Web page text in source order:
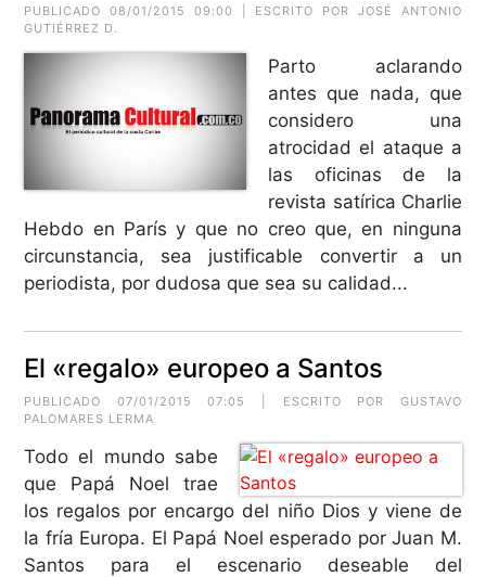
PUBLICADO 08/01/2015 09:00 | ESCRITO POR JOSÉ ANTONIO
GUTIÉRREZ D.
Parto aclarando
antes que nada, que
considero una
atrocidad el ataque a
las oficinas de la
revista satírica Charlie
Hebdo en París y que no creo que, en ninguna
circunstancia, sea justificable convertir a un
periodista, por dudosa que sea su calidad...
El «regalo» europeo a Santos
PUBLICADO 07/01/2015 07:05 | ESCRITO POR GUSTAVO
PALOMARES LERMA
Todo el mundo sabe
que Papá Noel trae
los regalos por encargo del niño Dios y viene de
la fría Europa. El Papá Noel esperado por Juan M.
Santos para el escenario deseable del